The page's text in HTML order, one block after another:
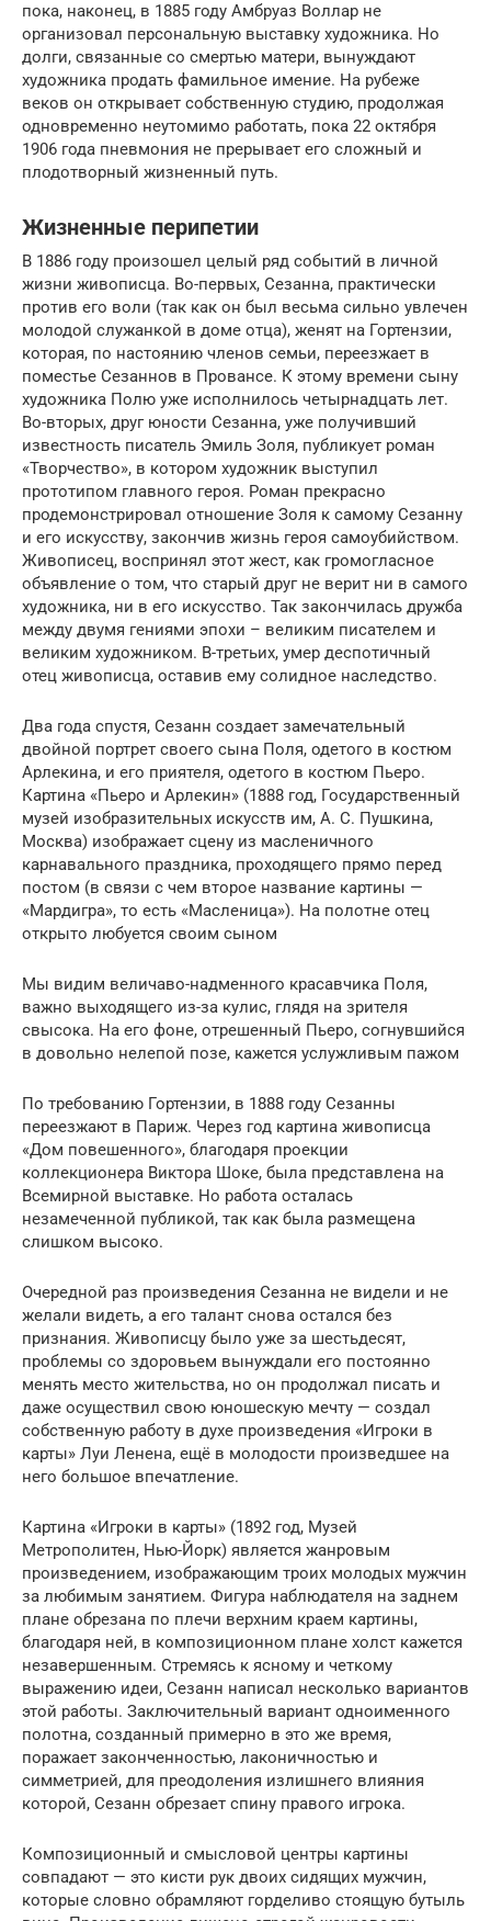
пока, наконец, в 1885 году Амбруаз Воллар не
организовал персональную выставку художника. Но
долги, связанные со смертью матери, вынуждают
художника продать фамильное имение. На рубеже
веков он открывает собственную студию, продолжая
одновременно неутомимо работать, пока 22 октября
1906 года пневмония не прерывает его сложный и
плодотворный жизненный путь.
Жизненные перипетии
В 1886 году произошел целый ряд событий в личной
жизни живописца. Во-первых, Сезанна, практически
против его воли (так как он был весьма сильно увлечен
молодой служанкой в доме отца), женят на Гортензии,
которая, по настоянию членов семьи, переезжает в
поместье Сезаннов в Провансе. К этому времени сыну
художника Полю уже исполнилось четырнадцать лет.
Во-вторых, друг юности Сезанна, уже получивший
известность писатель Эмиль Золя, публикует роман
«Творчество», в котором художник выступил
прототипом главного героя. Роман прекрасно
продемонстрировал отношение Золя к самому Сезанну
и его искусству, закончив жизнь героя самоубийством.
Живописец, воспринял этот жест, как громогласное
объявление о том, что старый друг не верит ни в самого
художника, ни в его искусство. Так закончилась дружба
между двумя гениями эпохи – великим писателем и
великим художником. В-третьих, умер деспотичный
отец живописца, оставив ему солидное наследство.
Два года спустя, Сезанн создает замечательный
двойной портрет своего сына Поля, одетого в костюм
Арлекина, и его приятеля, одетого в костюм Пьеро.
Картина «Пьеро и Арлекин» (1888 год, Государственный
музей изобразительных искусств им, А. С. Пушкина,
Москва) изображает сцену из масленичного
карнавального праздника, проходящего прямо перед
постом (в связи с чем второе название картины —
«Мардигра», то есть «Масленица»). На полотне отец
открыто любуется своим сыном
Мы видим величаво-надменного красавчика Поля,
важно выходящего из-за кулис, глядя на зрителя
свысока. На его фоне, отрешенный Пьеро, согнувшийся
в довольно нелепой позе, кажется услужливым пажом
По требованию Гортензии, в 1888 году Сезанны
переезжают в Париж. Через год картина живописца
«Дом повешенного», благодаря проекции
коллекционера Виктора Шоке, была представлена на
Всемирной выставке. Но работа осталась
незамеченной публикой, так как была размещена
слишком высоко.
Очередной раз произведения Сезанна не видели и не
желали видеть, а его талант снова остался без
признания. Живописцу было уже за шестьдесят,
проблемы со здоровьем вынуждали его постоянно
менять место жительства, но он продолжал писать и
даже осуществил свою юношескую мечту — создал
собственную работу в духе произведения «Игроки в
карты» Луи Ленена, ещё в молодости произведшее на
него большое впечатление.
Картина «Игроки в карты» (1892 год, Музей
Метрополитен, Нью-Йорк) является жанровым
произведением, изображающим троих молодых мужчин
за любимым занятием. Фигура наблюдателя на заднем
плане обрезана по плечи верхним краем картины,
благодаря ней, в композиционном плане холст кажется
незавершенным. Стремясь к ясному и четкому
выражению идеи, Сезанн написал несколько вариантов
этой работы. Заключительный вариант одноименного
полотна, созданный примерно в это же время,
поражает законченностью, лаконичностью и
симметрией, для преодоления излишнего влияния
которой, Сезанн обрезает спину правого игрока.
Композиционный и смысловой центры картины
совпадают — это кисти рук двоих сидящих мужчин,
которые словно обрамляют горделиво стоящую бутыль